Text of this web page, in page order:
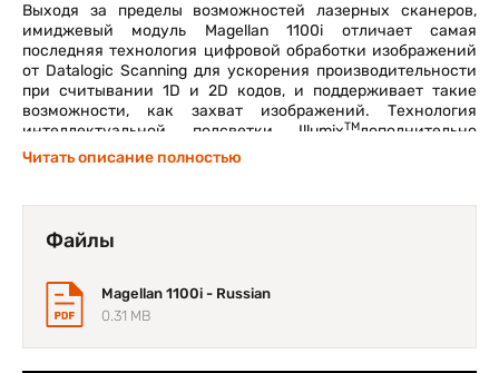
Выходя за пределы возможностей лазерных сканеров,
имиджевый модуль Magellan 1100i отличает самая
последняя технология цифровой обработки изображений
от Datalogic Scanning для ускорения производительности
при считывании 1D и 2D кодов, и поддерживает такие
возможности, как захват изображений. Технология
интеллектуальной подсветки IllumixTMдополнительно
оптимизирует уровни света для автоматического
Технология IllumixTM, также обеспечивает невероятную
устойчивость присчитывании кодов в движении, делая
процесс идеальным в условиях самообслуживания,
сканеры штрихкодов серии Magellan, имиджевый модуль
Magellan 1100i OEM включает полный мультиинтерфейсный
набор и мощный инструмент редактирования кодов, что
позволяет оборудованию легко интегрироваться в новые
Читать описание полностью
Файлы
Magellan 1100i - Russian
0.31 MB